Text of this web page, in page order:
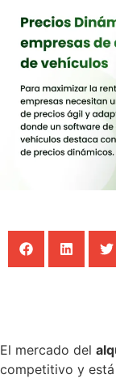
El mercado del
competitivo y